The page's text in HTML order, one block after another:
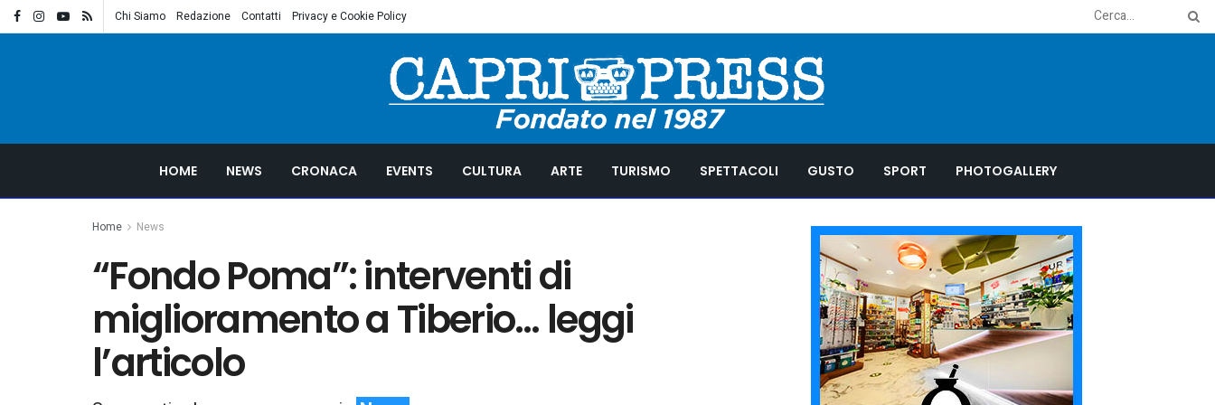
Chi Siamo Redazione Contatti Privacy e Cookie Policy
HOME NEWS CRONACA EVENTS CULTURA ARTE TURISMO SPETTACOLI GUSTO SPORT PHOTOGALLERY
Home News
“Fondo Poma”: interventi di
miglioramento a Tiberio… leggi
l’articolo